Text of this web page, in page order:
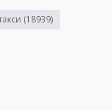
(18939)